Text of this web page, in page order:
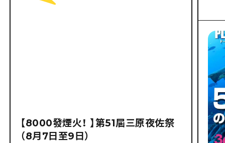
【8000發煙火！ 】第51屆三原夜佐祭
（8月7日至9日）